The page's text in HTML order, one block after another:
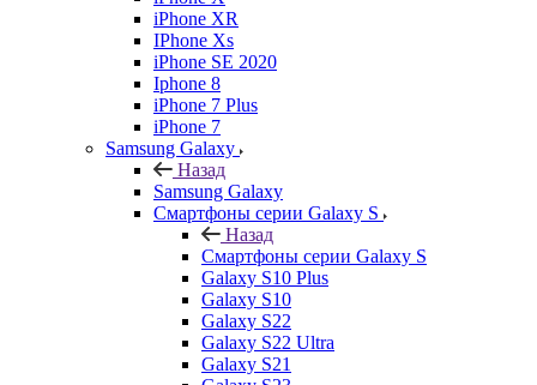
iPhone XR
IPhone Xs
iPhone SE 2020
Iphone 8
iPhone 7 Plus
iPhone 7
Samsung Galaxy
Назад
Samsung Galaxy
Смартфоны серии Galaxy S
Назад
Смартфоны серии Galaxy S
Galaxy S10 Plus
Galaxy S10
Galaxy S22
Galaxy S22 Ultra
Galaxy S21